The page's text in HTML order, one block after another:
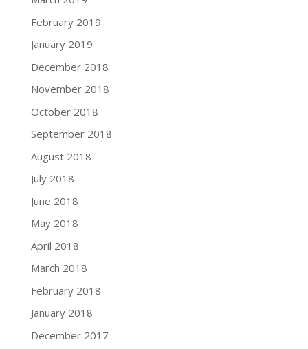
February 2019
January 2019
December 2018
November 2018
October 2018
September 2018
August 2018
July 2018
June 2018
May 2018
April 2018
March 2018
February 2018
January 2018
December 2017